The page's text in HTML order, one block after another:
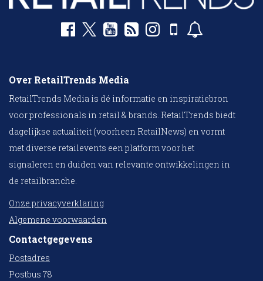
Over RetailTrends Media
RetailTrends Media is dé informatie en inspiratiebron
voor professionals in retail & brands. RetailTrends biedt
dagelijkse actualiteit (voorheen RetailNews) en vormt
met diverse retailevents een platform voor het
signaleren en duiden van relevante ontwikkelingen in
de retailbranche.
Onze privacyverklaring
Algemene voorwaarden
Contactgegevens
Postadres
Postbus 78